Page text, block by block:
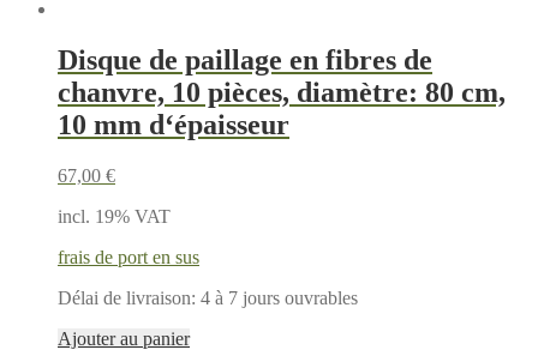
Disque de paillage en fibres de
chanvre, 10 pièces, diamètre: 80 cm,
10 mm d‘épaisseur
67,00 €
incl. 19% VAT
frais de port en sus
Délai de livraison: 4 à 7 jours ouvrables
Ajouter au panier